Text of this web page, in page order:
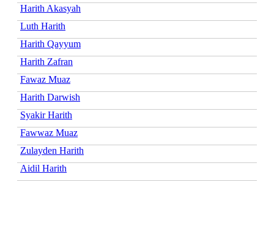
Harith Akasyah
Luth Harith
Harith Qayyum
Harith Zafran
Fawaz Muaz
Harith Darwish
Syakir Harith
Fawwaz Muaz
Zulayden Harith
Aidil Harith